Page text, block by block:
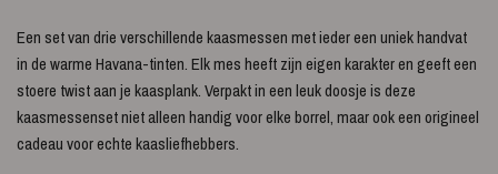
Een set van drie verschillende kaasmessen met ieder een uniek handvat
in de warme Havana-tinten. Elk mes heeft zijn eigen karakter en geeft een
stoere twist aan je kaasplank. Verpakt in een leuk doosje is deze
kaasmessenset niet alleen handig voor elke borrel, maar ook een origineel
cadeau voor echte kaasliefhebbers.